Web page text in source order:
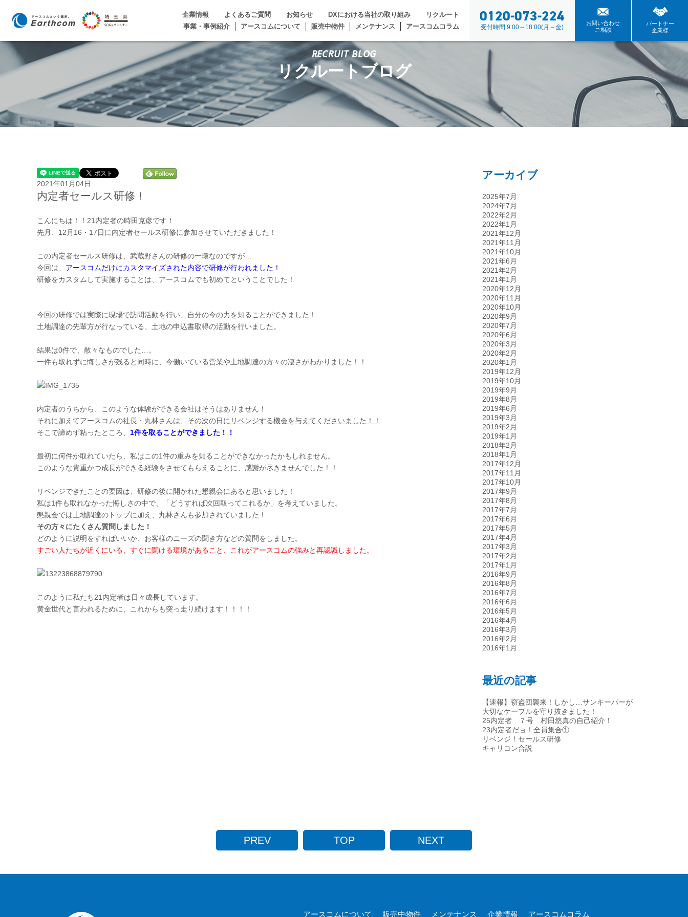
企業情報 よくあるご質問 お知らせ DXにおける当社の取り組み
リクルート
事業・事例紹介
アースコムについて 販売中物件 メンテナンス アースコムコラム
0120-073-224
受付時間 9:00～18:00(月～金)
お問い合わせ
ご相談
パートナー
企業様
RECRUIT BLOG
リクルートブログ
2021年01月04日
内定者セールス研修！
こんにちは！！21内定者の時田克彦です！
先月、12月16・17日に内定者セールス研修に参加させていただきました！
この内定者セールス研修は、武蔵野さんの研修の一環なのですが…
今回は、 アースコムだけにカスタマイズされた内容で研修が行われました！
研修をカスタムして実施することは、アースコムでも初めてということでした！
今回の研修では実際に現場で訪問活動を行い、自分の今の力を知ることができました！
土地調達の先輩方が行なっている、土地の申込書取得の活動を行いました。
結果は0件で、散々なものでした…。
一件も取れずに悔しさが残ると同時に、今働いている営業や土地調達の方々の凄さがわかりました！！
内定者のうちから、このような体験ができる会社はそうはありません！
それに加えてアースコムの社長・丸林さんは、 その次の日にリベンジする機会を与えてくださいました！！
そこで諦めず粘ったところ、 1件を取ることができました！！
最初に何件か取れていたら、私はこの1件の重みを知ることができなかったかもしれません。
このような貴重かつ成長ができる経験をさせてもらえることに、感謝が尽きませんでした！！
リベンジできたことの要因は、研修の後に開かれた懇親会にあると思いました！
私は1件も取れなかった悔しさの中で、「どうすれば次回取ってこれるか」を考えていました。
懇親会では土地調達のトップに加え、丸林さんも参加されていました！
その方々にたくさん質問しました！
どのように説明をすればいいか、お客様のニーズの聞き方などの質問をしました。
すごい人たちが近くにいる、すぐに聞ける環境があること、これがアースコムの強みと再認識しました。
このように私たち21内定者は日々成長しています。
黄金世代と言われるために、これからも突っ走り続けます！！！！
アーカイブ
2025年7月
2024年7月
2022年2月
2022年1月
2021年12月
2021年11月
2021年10月
2021年6月
2021年2月
2021年1月
2020年12月
2020年11月
2020年10月
2020年9月
2020年7月
2020年6月
2020年3月
2020年2月
2020年1月
2019年12月
2019年10月
2019年9月
2019年8月
2019年6月
2019年3月
2019年2月
2019年1月
2018年2月
2018年1月
2017年12月
2017年11月
2017年10月
2017年9月
2017年8月
2017年7月
2017年6月
2017年5月
2017年4月
2017年3月
2017年2月
2017年1月
2016年9月
2016年8月
2016年7月
2016年6月
2016年5月
2016年4月
2016年3月
2016年2月
2016年1月
最近の記事
【速報】窃盗団襲来！しかし…サンキーパーが
大切なケーブルを守り抜きました！
25内定者 ７号 村田悠真の自己紹介！
23内定者だョ！全員集合①
リベンジ！セールス研修
キャリコン合説
PREV TOP NEXT
アースコムについて 販売中物件 メンテナンス 企業情報 アースコムコラム